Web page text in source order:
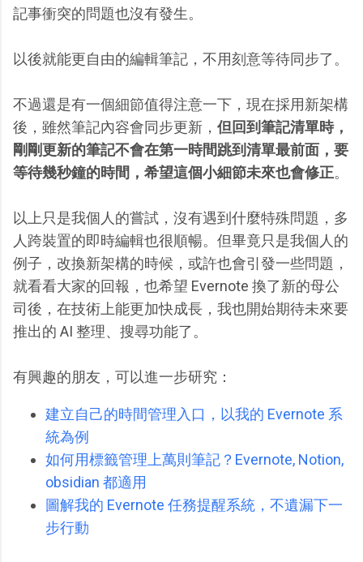
記事衝突的問題也沒有發生。
以後就能更自由的編輯筆記，不用刻意等待同步了。
不過還是有一個細節值得注意一下，現在採用新架構
後，雖然筆記內容會同步更新， 但回到筆記清單時，
剛剛更新的筆記不會在第一時間跳到清單最前面，要
等待幾秒鐘的時間，希望這個小細節未來也會修正。
以上只是我個人的嘗試，沒有遇到什麼特殊問題，多
人跨裝置的即時編輯也很順暢。但畢竟只是我個人的
例子，改換新架構的時候，或許也會引發一些問題，
就看看大家的回報，也希望 Evernote 換了新的母公
司後，在技術上能更加快成長，我也開始期待未來要
推出的 AI 整理、搜尋功能了。
有興趣的朋友，可以進一步研究：
建立自己的時間管理入口，以我的 Evernote 系
統為例
如何用標籤管理上萬則筆記？Evernote, Notion,
obsidian 都適用
圖解我的 Evernote 任務提醒系統，不遺漏下一
步行動